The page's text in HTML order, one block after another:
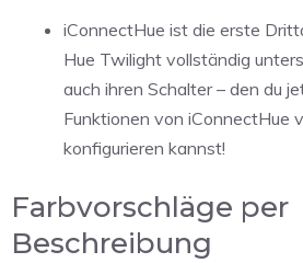
iConnectHue ist die erste
Hue Twilight vollständig
auch ihren Schalter – den du
Funktionen von iConnectHue
konfigurieren kannst!
Farbvorschläge per
Beschreibung